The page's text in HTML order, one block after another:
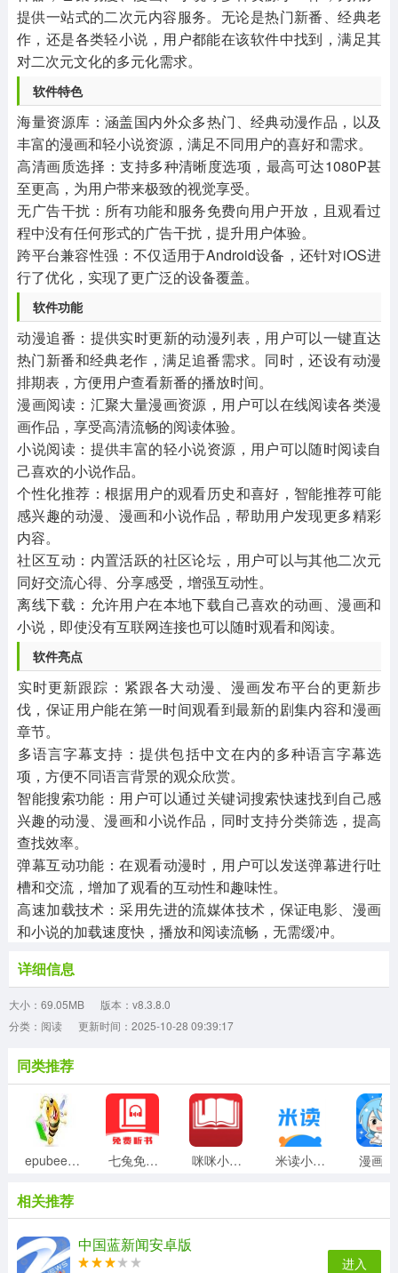
提供一站式的二次元内容服务。无论是热门新番、经典老
作，还是各类轻小说，用户都能在该软件中找到，满足其
对二次元文化的多元化需求。
软件特色
‌海量资源库‌：涵盖国内外众多热门、经典动漫作品，以及
丰富的漫画和轻小说资源，满足不同用户的喜好和需求。
‌高清画质选择‌：支持多种清晰度选项，最高可达1080P甚
至更高，为用户带来极致的视觉享受。
‌无广告干扰‌：所有功能和服务免费向用户开放，且观看过
程中没有任何形式的广告干扰，提升用户体验。
‌跨平台兼容性强‌：不仅适用于Android设备，还针对iOS进
行了优化，实现了更广泛的设备覆盖。
软件功能
‌动漫追番‌：提供实时更新的动漫列表，用户可以一键直达
热门新番和经典老作，满足追番需求。同时，还设有动漫
排期表，方便用户查看新番的播放时间。
‌漫画阅读‌：汇聚大量漫画资源，用户可以在线阅读各类漫
画作品，享受高清流畅的阅读体验。
‌小说阅读‌：提供丰富的轻小说资源，用户可以随时阅读自
己喜欢的小说作品。
‌个性化推荐‌：根据用户的观看历史和喜好，智能推荐可能
感兴趣的动漫、漫画和小说作品，帮助用户发现更多精彩
内容。
‌社区互动‌：内置活跃的社区论坛，用户可以与其他二次元
同好交流心得、分享感受，增强互动性。
‌离线下载‌：允许用户在本地下载自己喜欢的动画、漫画和
小说，即使没有互联网连接也可以随时观看和阅读。
软件亮点
‌实时更新跟踪‌：紧跟各大动漫、漫画发布平台的更新步
伐，保证用户能在第一时间观看到最新的剧集内容和漫画
章节。
‌多语言字幕支持‌：提供包括中文在内的多种语言字幕选
项，方便不同语言背景的观众欣赏。
‌智能搜索功能‌：用户可以通过关键词搜索快速找到自己感
兴趣的动漫、漫画和小说作品，同时支持分类筛选，提高
查找效率。
‌弹幕互动功能‌：在观看动漫时，用户可以发送弹幕进行吐
槽和交流，增加了观看的互动性和趣味性。
‌高速加载技术‌：采用先进的流媒体技术，保证电影、漫画
和小说的加载速度快，播放和阅读流畅，无需缓冲。
详细信息
大小：69.05MB
版本：v8.3.8.0
分类：阅读
更新时间：2025-10-28 09:39:17
同类推荐
epubee电子书 七兔免费小说 咪咪小说阅读器 米读小说正版
相关推荐
中国蓝新闻安卓版
进入